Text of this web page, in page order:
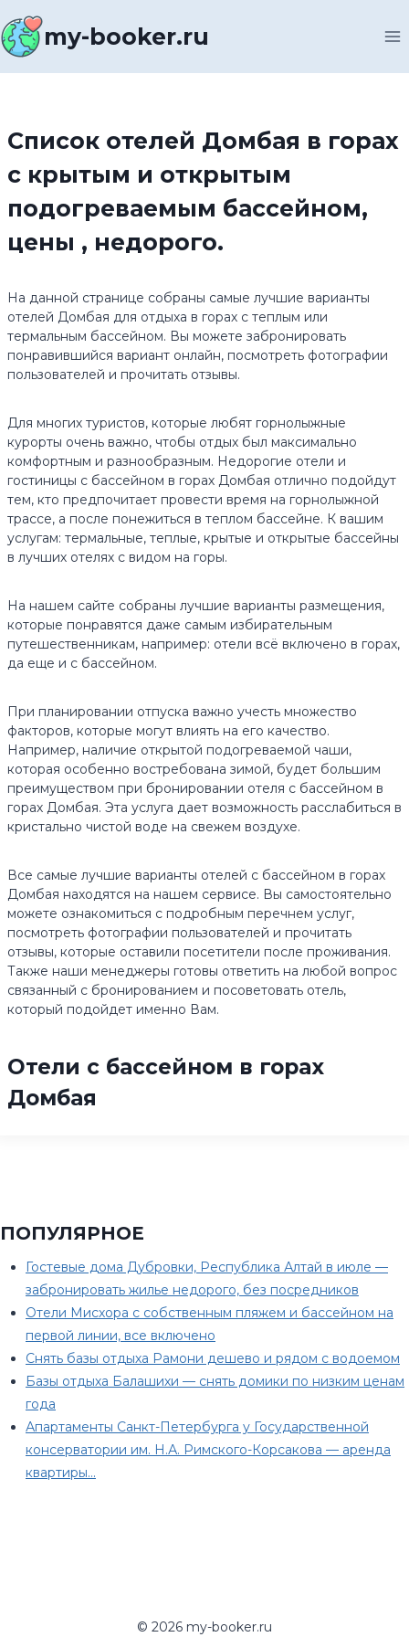
к
содержимомуmy-booker.ru
Список отелей Домбая в горах
с крытым и открытым
подогреваемым бассейном,
цены , недорого.
На данной странице собраны самые лучшие варианты
отелей Домбая для отдыха в горах с теплым или
термальным бассейном. Вы можете забронировать
понравившийся вариант онлайн, посмотреть фотографии
пользователей и прочитать отзывы.
Для многих туристов, которые любят горнолыжные
курорты очень важно, чтобы отдых был максимально
комфортным и разнообразным. Недорогие отели и
гостиницы с бассейном в горах Домбая отлично подойдут
тем, кто предпочитает провести время на горнолыжной
трассе, а после понежиться в теплом бассейне. К вашим
услугам: термальные, теплые, крытые и открытые бассейны
в лучших отелях с видом на горы.
На нашем сайте собраны лучшие варианты размещения,
которые понравятся даже самым избирательным
путешественникам, например: отели всё включено в горах,
да еще и с бассейном.
При планировании отпуска важно учесть множество
факторов, которые могут влиять на его качество.
Например, наличие открытой подогреваемой чаши,
которая особенно востребована зимой, будет большим
преимуществом при бронировании отеля с бассейном в
горах Домбая. Эта услуга дает возможность расслабиться в
кристально чистой воде на свежем воздухе.
Все самые лучшие варианты отелей с бассейном в горах
Домбая находятся на нашем сервисе. Вы самостоятельно
можете ознакомиться с подробным перечнем услуг,
посмотреть фотографии пользователей и прочитать
отзывы, которые оставили посетители после проживания.
Также наши менеджеры готовы ответить на любой вопрос
связанный с бронированием и посоветовать отель,
который подойдет именно Вам.
Отели с бассейном в горах
Домбая
ПОПУЛЯРНОЕ
Гостевые дома Дубровки, Республика Алтай в июле —
забронировать жилье недорого, без посредников
Отели Мисхора с собственным пляжем и бассейном на
первой линии, все включено
Снять базы отдыха Рамони дешево и рядом с водоемом
Базы отдыха Балашихи — снять домики по низким ценам
года
Апартаменты Санкт-Петербурга у Государственной
консерватории им. Н.А. Римского-Корсакова — аренда
квартиры…
© 2026 my-booker.ru